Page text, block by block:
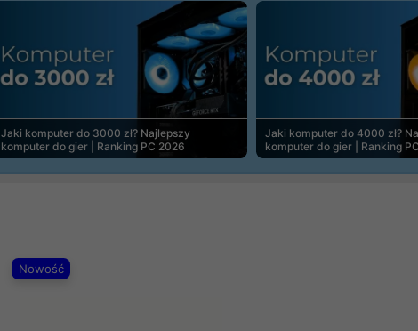
Jaki komputer do 3000 zł? Najlepszy
komputer do gier | Ranking PC 2026
Jaki komputer do 4000 zł?
komputer do gier | Ranking
Nowość